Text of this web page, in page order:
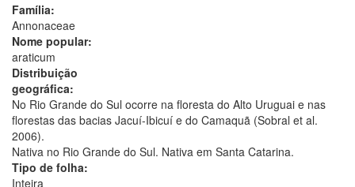
Família:
Annonaceae
Nome popular:
araticum
Distribuição
geográfica:
No Rio Grande do Sul ocorre na floresta do Alto Uruguai e nas
florestas das bacias Jacuí-Ibicuí e do Camaquã (Sobral et al.
2006).
Nativa no Rio Grande do Sul. Nativa em Santa Catarina.
Tipo de folha:
Inteira